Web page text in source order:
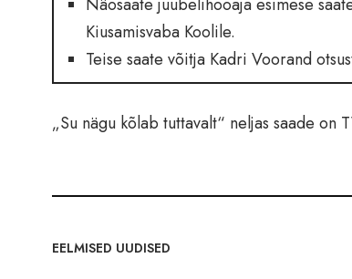
Kiusamisvaba Koolile.
Teise saate võitja Kadri Voorand
„Su nägu kõlab tuttavalt“ neljas saade
EELMISED UUDISED